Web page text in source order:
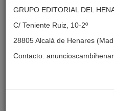
GRUPO EDITORIAL DEL
C/ Teniente Ruiz, 10-2º
28805 Alcalá de Henares
Contacto: